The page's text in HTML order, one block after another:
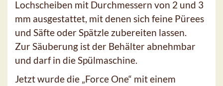
Lochscheiben mit Durchmessern von 2 und 3
mm ausgestattet, mit denen sich feine Pürees
und Säfte oder Spätzle zubereiten lassen.
Zur Säuberung ist der Behälter abnehmbar
und darf in die Spülmaschine.
Jetzt wurde die „Force One“ mit einem